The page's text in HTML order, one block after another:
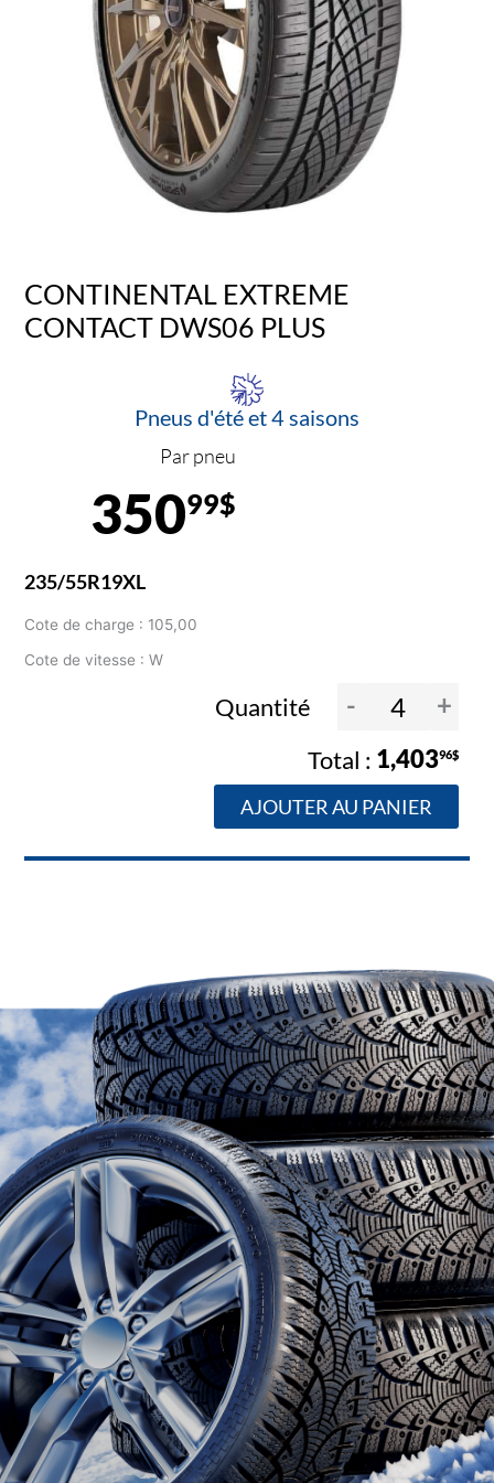
CONTINENTAL EXTREME
CONTACT DWS06 PLUS
Pneus d'été et 4 saisons
Par pneu
35099$
235/55R19XL
Cote de charge : 105,00
Cote de vitesse : W
Quantité - +
1,40396$
AJOUTER AU PANIER